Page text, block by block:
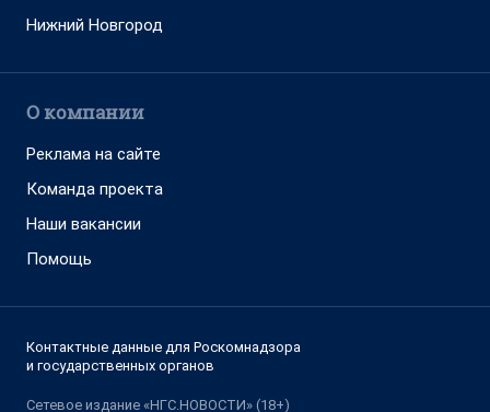
Нижний Новгород
О компании
Реклама на сайте
Команда проекта
Наши вакансии
Помощь
Контактные данные для Роскомнадзора
и государственных органов
Сетевое издание «НГС.НОВОСТИ» (18+)